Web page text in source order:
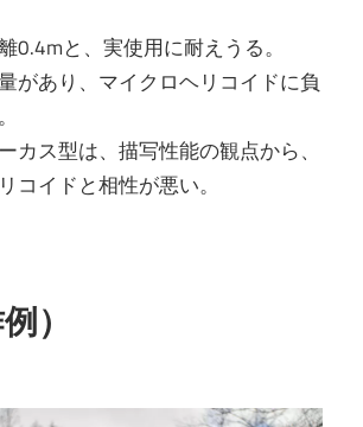
0.4mと、実使用に耐えうる。
があり、マイクロヘリコイドに負
カス型は、描写性能の観点から、
コイドと相性が悪い。
）